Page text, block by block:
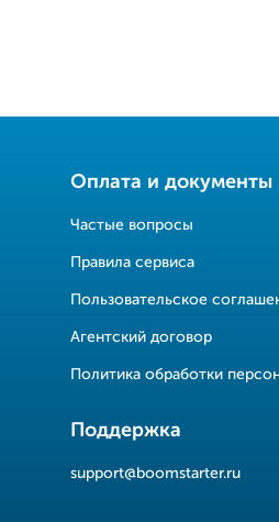
Оплата и документы
Частые вопросы
Правила сервиса
Пользовательское
Агентский договор
Политика обработки
Поддержка
support@boomstarter.ru